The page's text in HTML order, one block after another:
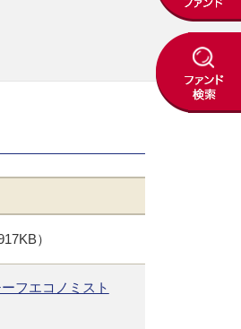
）
フエコノミスト